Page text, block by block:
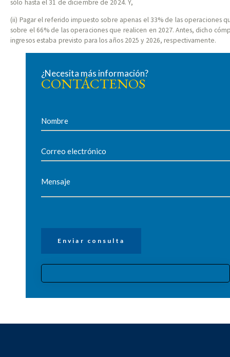
sólo hasta el 31 de diciembre de 2024. Y,
(ii) Pagar el referido impuesto sobre apenas el 33% de las operaciones
sobre el 66% de las operaciones que realicen en 2027. Antes, dicho
ingresos estaba previsto para los años 2025 y 2026, respectivamente.
¿Necesita más información?
CONTÁCTENOS